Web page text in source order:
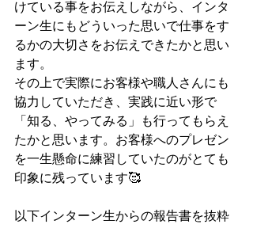
けている事をお伝えしながら、インタ
ーン生にもどういった思いで仕事をす
るかの大切さをお伝えできたかと思い
ます。
その上で実際にお客様や職人さんにも
協力していただき、実践に近い形で
「知る、やってみる」も行ってもらえ
たかと思います。お客様へのプレゼン
を一生懸命に練習していたのがとても
印象に残っています🥰
以下インターン生からの報告書を抜粋